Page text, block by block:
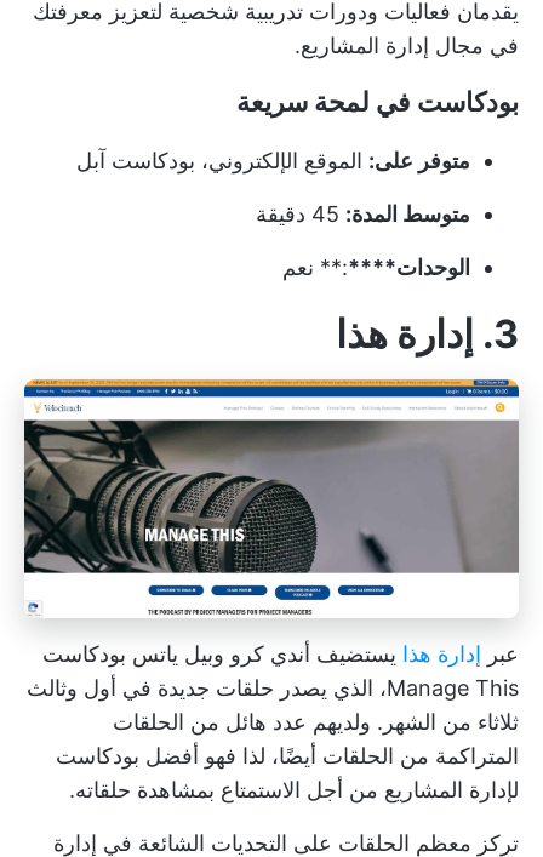
يقدمان فعاليات ودورات تدريبية شخصية لتعزيز معرفتك
في مجال إدارة المشاريع.
بودكاست في لمحة سريعة
متوفر على: الموقع الإلكتروني، بودكاست آبل
متوسط المدة:
الوحدات****:** نعم
3. إدارة هذا
عبر إدارة هذا يستضيف أندي كرو وبيل ياتس بودكاست
Manage This، الذي يصدر حلقات جديدة في أول وثالث
ثلاثاء من الشهر. ولديهم عدد هائل من الحلقات
المتراكمة من الحلقات أيضًا، لذا فهو أفضل بودكاست
لإدارة المشاريع من أجل الاستمتاع بمشاهدة حلقاته.
تركز معظم الحلقات على التحديات الشائعة في إدارة